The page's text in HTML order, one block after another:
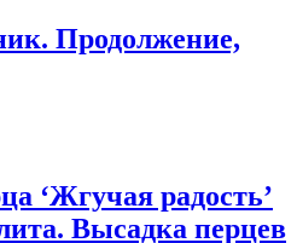
Продолжение,
‘Жгучая радость’
Высадка перцев